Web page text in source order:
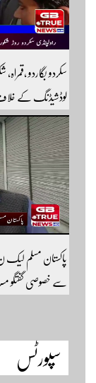
لوڈشیڈنگ کے خلاف
قسم کی ٹریفک کے
سبسکرائب کریں
پاکستان مسلم لیک
سے خصوصی گفتگو
سپورٹس